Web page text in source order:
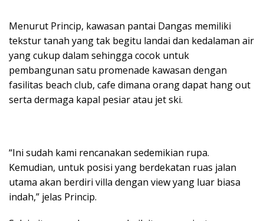
Menurut Princip, kawasan pantai Dangas memiliki
tekstur tanah yang tak begitu landai dan kedalaman air
yang cukup dalam sehingga cocok untuk
pembangunan satu promenade kawasan dengan
fasilitas beach club, cafe dimana orang dapat hang out
serta dermaga kapal pesiar atau jet ski.
“Ini sudah kami rencanakan sedemikian rupa.
Kemudian, untuk posisi yang berdekatan ruas jalan
utama akan berdiri villa dengan view yang luar biasa
indah,” jelas Princip.